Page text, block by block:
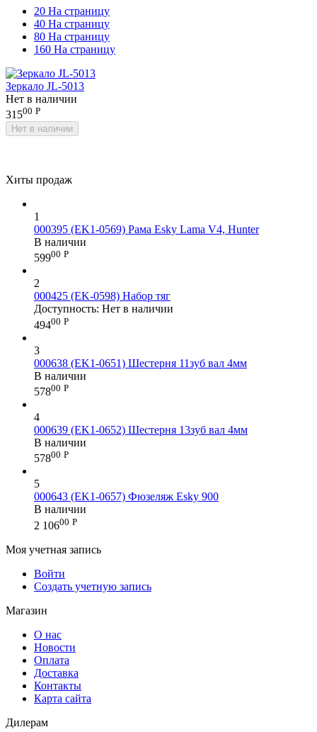
20 На страницу
40 На страницу
80 На страницу
160 На страницу
Зеркало JL-5013
Нет в наличии
31500 Р
Нет в наличии
Хиты продаж
1
000395 (EK1-0569) Рама Esky Lama V4, Hunter
В наличии
59900 Р
2
000425 (EK-0598) Набор тяг
Доступность: Нет в наличии
49400 Р
3
000638 (EK1-0651) Шестерня 11зуб вал 4мм
В наличии
57800 Р
4
000639 (EK1-0652) Шестерня 13зуб вал 4мм
В наличии
57800 Р
5
000643 (EK1-0657) Фюзеляж Esky 900
В наличии
2 10600 Р
Моя учетная запись
Войти
Создать учетную запись
Магазин
О нас
Новости
Оплата
Доставка
Контакты
Карта сайта
Дилерам